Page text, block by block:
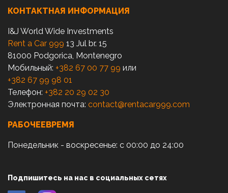
КОНТАКТНАЯ ИНФОРМАЦИЯ
I&J World Wide Investments
Rent a Car 999 13 Jul br. 15
81000 Podgorica, Montenegro
Мобильный: +382 67 00 77 99 или
+382 67 99 98 01
Телефон: +382 20 29 02 30
Электронная почта: contact@rentacar999.com
РАБОЧЕЕВРЕМЯ
Понедельник - воскресенье: с 00:00 до 24:00
Подпишитесь на нас в социальных сетях